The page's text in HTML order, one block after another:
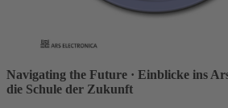
Navigating the Future · Einblicke ins
die Schule der Zukunft